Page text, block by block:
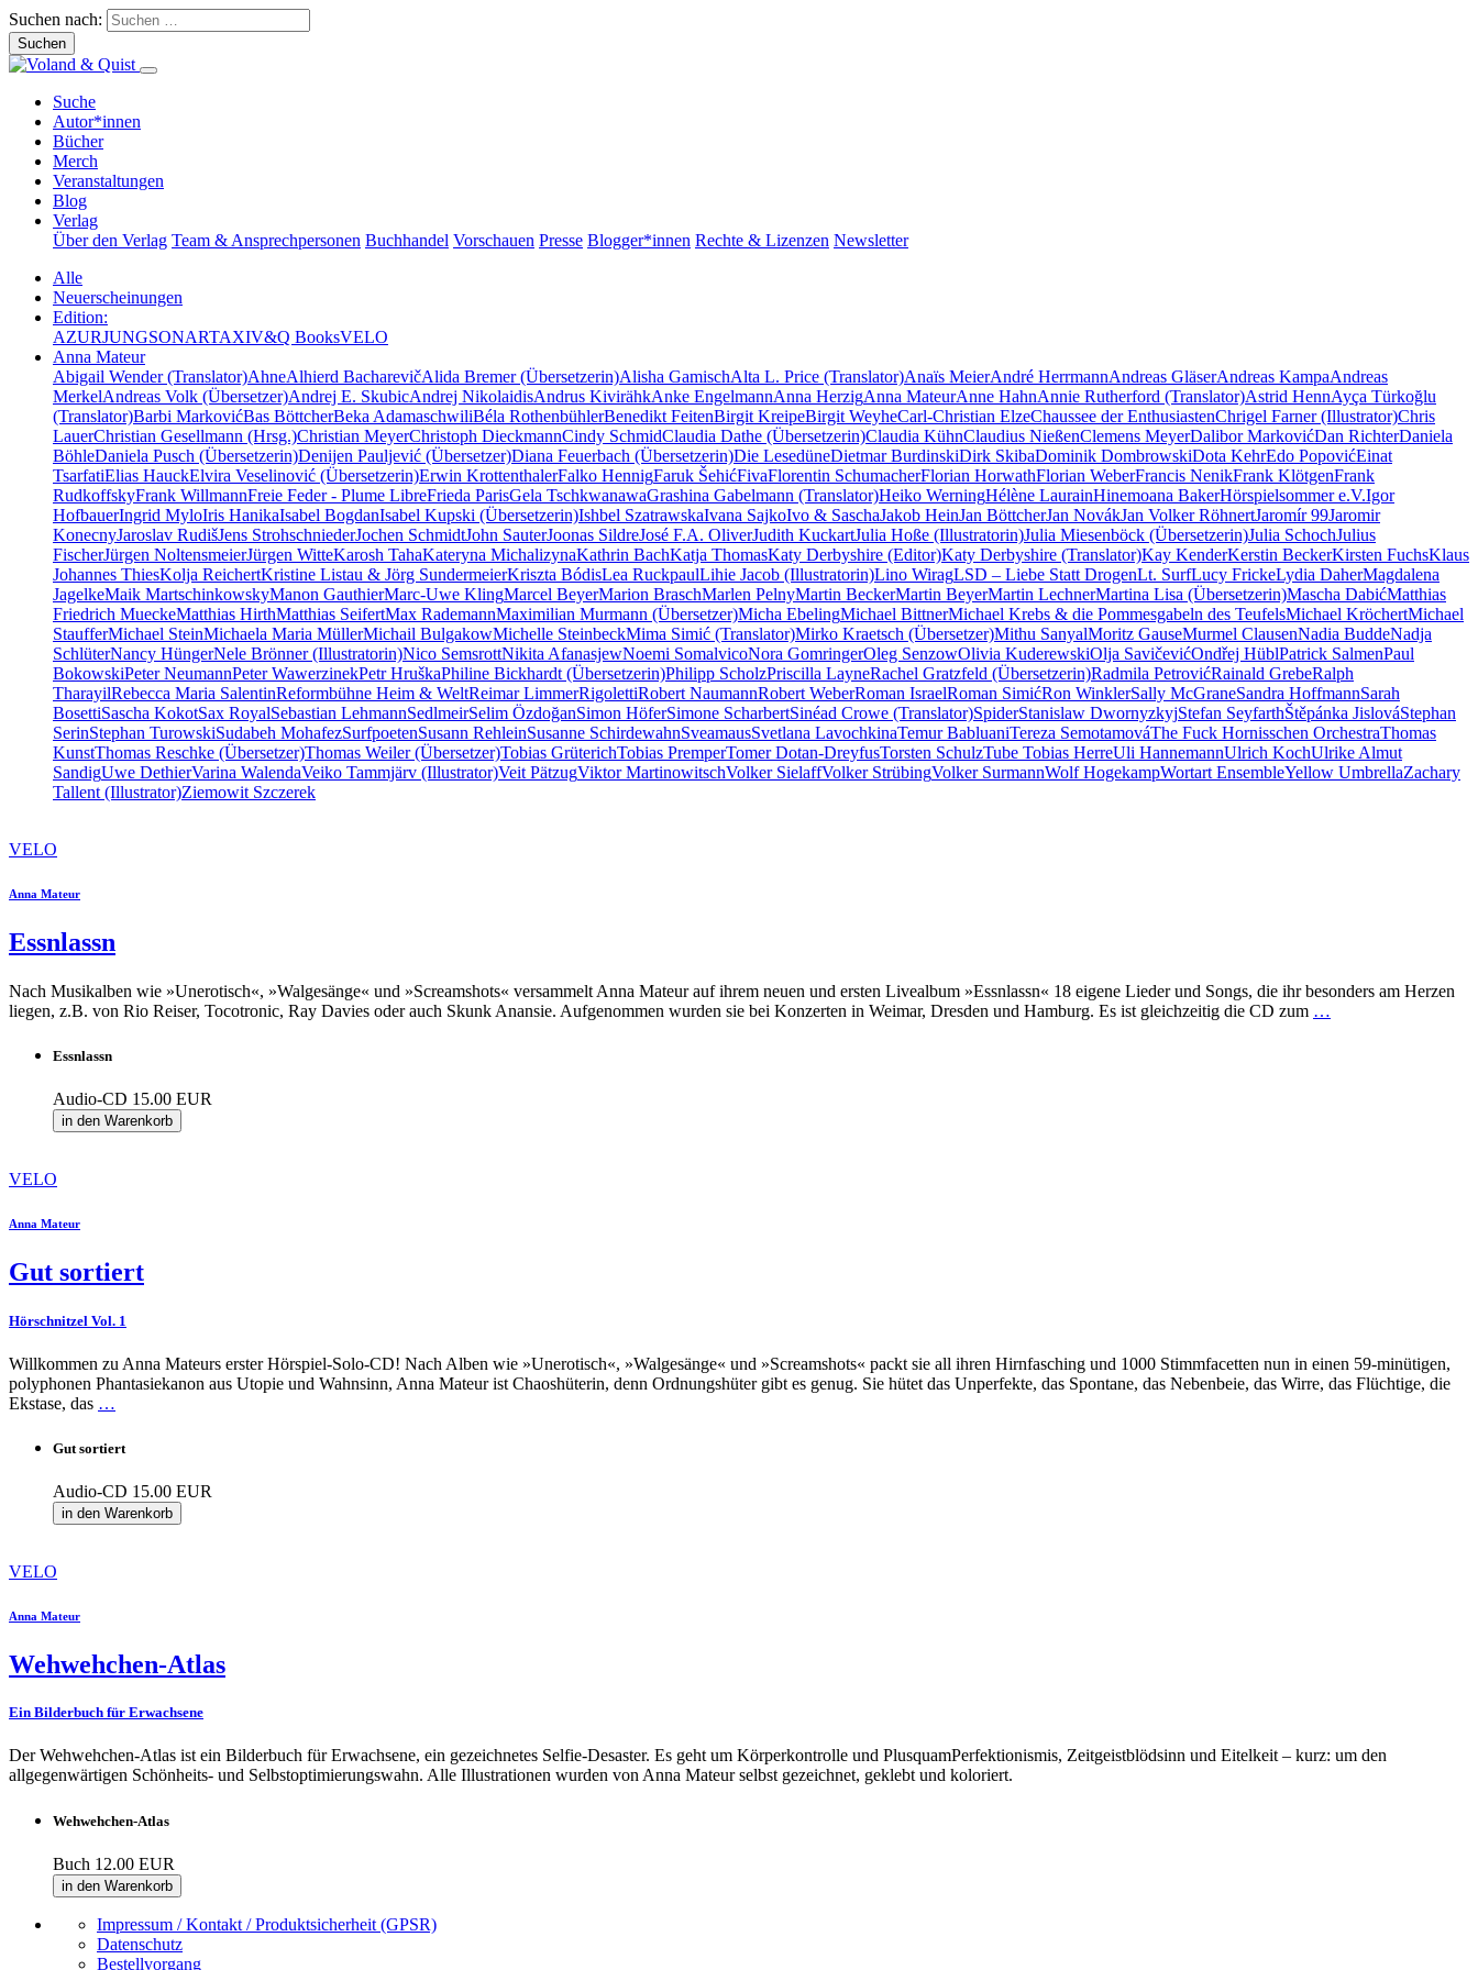
Suchen nach:
Suche
Autor*innen
Bücher
Merch
Veranstaltungen
Blog
Verlag
Über den Verlag Team & Ansprechpersonen Buchhandel Vorschauen Presse Blogger*innen Rechte & Lizenzen Newsletter
Alle
Neuerscheinungen
Edition:
AZURJUNGSONARTAXIV&Q BooksVELO
Anna Mateur
Abigail Wender (Translator)AhneAlhierd BacharevičAlida Bremer (Übersetzerin)Alisha GamischAlta L. Price (Translator)Anaïs MeierAndré HerrmannAndreas GläserAndreas KampaAndreas
MerkelAndreas Volk (Übersetzer)Andrej E. SkubicAndrej NikolaidisAndrus KivirähkAnke EngelmannAnna HerzigAnna MateurAnne HahnAnnie Rutherford (Translator)Astrid HennAyça Türkoğlu
(Translator)Barbi MarkovićBas BöttcherBeka AdamaschwiliBéla RothenbühlerBenedikt FeitenBirgit KreipeBirgit WeyheCarl-Christian ElzeChaussee der EnthusiastenChrigel Farner (Illustrator)Chris
LauerChristian Gesellmann (Hrsg.)Christian MeyerChristoph DieckmannCindy SchmidClaudia Dathe (Übersetzerin)Claudia KühnClaudius NießenClemens MeyerDalibor MarkovićDan RichterDaniela
BöhleDaniela Pusch (Übersetzerin)Denijen Pauljević (Übersetzer)Diana Feuerbach (Übersetzerin)Die LesedüneDietmar BurdinskiDirk SkibaDominik DombrowskiDota KehrEdo PopovićEinat
TsarfatiElias HauckElvira Veselinović (Übersetzerin)Erwin KrottenthalerFalko HennigFaruk ŠehićFivaFlorentin SchumacherFlorian HorwathFlorian WeberFrancis NenikFrank KlötgenFrank
RudkoffskyFrank WillmannFreie Feder - Plume LibreFrieda ParisGela TschkwanawaGrashina Gabelmann (Translator)Heiko WerningHélène LaurainHinemoana BakerHörspielsommer e.V.Igor
HofbauerIngrid MyloIris HanikaIsabel BogdanIsabel Kupski (Übersetzerin)Ishbel SzatrawskaIvana SajkoIvo & SaschaJakob HeinJan BöttcherJan NovákJan Volker RöhnertJaromír 99Jaromir
KonecnyJaroslav RudišJens StrohschniederJochen SchmidtJohn SauterJoonas SildreJosé F.A. OliverJudith KuckartJulia Hoße (Illustratorin)Julia Miesenböck (Übersetzerin)Julia SchochJulius
FischerJürgen NoltensmeierJürgen WitteKarosh TahaKateryna MichalizynaKathrin BachKatja ThomasKaty Derbyshire (Editor)Katy Derbyshire (Translator)Kay KenderKerstin BeckerKirsten FuchsKlaus
Johannes ThiesKolja ReichertKristine Listau & Jörg SundermeierKriszta BódisLea RuckpaulLihie Jacob (Illustratorin)Lino WiragLSD – Liebe Statt DrogenLt. SurfLucy FrickeLydia DaherMagdalena
JagelkeMaik MartschinkowskyManon GauthierMarc-Uwe KlingMarcel BeyerMarion BraschMarlen PelnyMartin BeckerMartin BeyerMartin LechnerMartina Lisa (Übersetzerin)Mascha DabićMatthias
Friedrich MueckeMatthias HirthMatthias SeifertMax RademannMaximilian Murmann (Übersetzer)Micha EbelingMichael BittnerMichael Krebs & die Pommesgabeln des TeufelsMichael KröchertMichael
StaufferMichael SteinMichaela Maria MüllerMichail BulgakowMichelle SteinbeckMima Simić (Translator)Mirko Kraetsch (Übersetzer)Mithu SanyalMoritz GauseMurmel ClausenNadia BuddeNadja
SchlüterNancy HüngerNele Brönner (Illustratorin)Nico SemsrottNikita AfanasjewNoemi SomalvicoNora GomringerOleg SenzowOlivia KuderewskiOlja SavičevićOndřej HüblPatrick SalmenPaul
BokowskiPeter NeumannPeter WawerzinekPetr HruškaPhiline Bickhardt (Übersetzerin)Philipp ScholzPriscilla LayneRachel Gratzfeld (Übersetzerin)Radmila PetrovićRainald GrebeRalph
TharayilRebecca Maria SalentinReformbühne Heim & WeltReimar LimmerRigolettiRobert NaumannRobert WeberRoman IsraelRoman SimićRon WinklerSally McGraneSandra HoffmannSarah
BosettiSascha KokotSax RoyalSebastian LehmannSedlmeirSelim ÖzdoğanSimon HöferSimone ScharbertSinéad Crowe (Translator)SpiderStanislaw DwornyzkyjStefan SeyfarthŠtěpánka JislováStephan
SerinStephan TurowskiSudabeh MohafezSurfpoetenSusann RehleinSusanne SchirdewahnSveamausSvetlana LavochkinaTemur BabluaniTereza SemotamováThe Fuck Hornisschen OrchestraThomas
KunstThomas Reschke (Übersetzer)Thomas Weiler (Übersetzer)Tobias GrüterichTobias PremperTomer Dotan-DreyfusTorsten SchulzTube Tobias HerreUli HannemannUlrich KochUlrike Almut
SandigUwe DethierVarina WalendaVeiko Tammjärv (Illustrator)Veit PätzugViktor MartinowitschVolker SielaffVolker StrübingVolker SurmannWolf HogekampWortart EnsembleYellow UmbrellaZachary
Tallent (Illustrator)Ziemowit Szczerek
VELO
Anna Mateur
Essnlassn
Nach Musikalben wie »Unerotisch«, »Walgesänge« und »Screamshots« versammelt Anna Mateur auf ihrem neuen und ersten Livealbum »Essnlassn« 18 eigene Lieder und Songs, die ihr besonders am Herzen
liegen, z.B. von Rio Reiser, Tocotronic, Ray Davies oder auch Skunk Anansie. Aufgenommen wurden sie bei Konzerten in Weimar, Dresden und Hamburg. Es ist gleichzeitig die CD zum …
Essnlassn
Audio-CD 15.00 EUR
in den Warenkorb
VELO
Anna Mateur
Gut sortiert
Hörschnitzel Vol. 1
Willkommen zu Anna Mateurs erster Hörspiel-Solo-CD! Nach Alben wie »Unerotisch«, »Walgesänge« und »Screamshots« packt sie all ihren Hirnfasching und 1000 Stimmfacetten nun in einen 59-minütigen,
polyphonen Phantasiekanon aus Utopie und Wahnsinn, Anna Mateur ist Chaoshüterin, denn Ordnungshüter gibt es genug. Sie hütet das Unperfekte, das Spontane, das Nebenbeie, das Wirre, das Flüchtige, die
Ekstase, das …
Gut sortiert
Audio-CD 15.00 EUR
in den Warenkorb
VELO
Anna Mateur
Wehwehchen-Atlas
Ein Bilderbuch für Erwachsene
Der Wehwehchen-Atlas ist ein Bilderbuch für Erwachsene, ein gezeichnetes Selfie-Desaster. Es geht um Körperkontrolle und PlusquamPerfektionismis, Zeitgeistblödsinn und Eitelkeit – kurz: um den
allgegenwärtigen Schönheits- und Selbstoptimierungswahn. Alle Illustrationen wurden von Anna Mateur selbst gezeichnet, geklebt und koloriert.
Wehwehchen-Atlas
Buch 12.00 EUR
in den Warenkorb
Impressum / Kontakt / Produktsicherheit (GPSR)
Datenschutz
Bestellvorgang